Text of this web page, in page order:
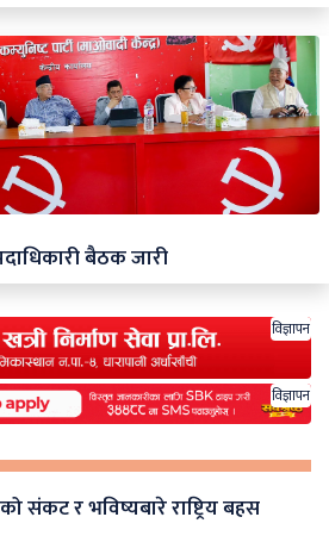
बैठक जारी
विज्ञापन
विज्ञापन
संकट र भविष्यबारे राष्ट्रिय बहस